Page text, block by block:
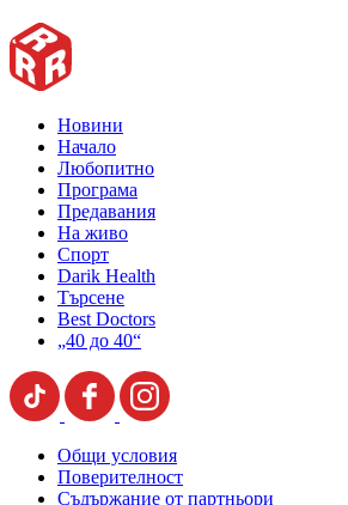
Новини
Начало
Любопитно
Програма
Предавания
На живо
Спорт
Darik Health
Търсене
Best Doctors
„40 до 40“
Общи условия
Поверителност
Съдържание от партньори